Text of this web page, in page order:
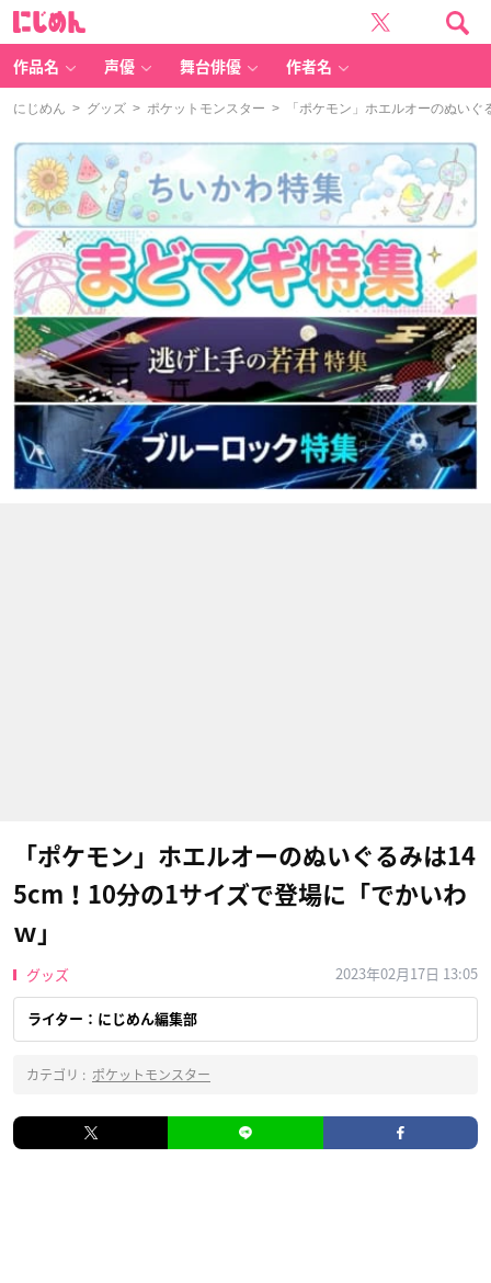
作品名 声優 舞台俳優 作者名
にじめん > グッズ > ポケットモンスター > 「ポケモン」ホエルオーのぬいぐ
「ポケモン」ホエルオーのぬいぐるみは14
5cm！10分の1サイズで登場に「でかいわ
ｗ」
グッズ 2023年02月17日 13:05
ライター：にじめん編集部
カテゴリ : ポケットモンスター